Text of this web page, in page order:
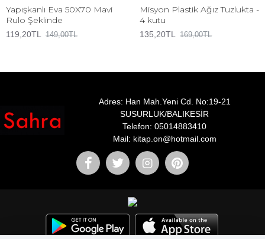
Yapışkanlı Eva 50X70 Mavi
Rulo Şeklinde
119,20TL 149,00TL
Misyon Plastik Ağız Tuzlukta -
4 kutu
135,20TL 169,00TL
Adres: Han Mah.Yeni Cd. No:19-21
SUSURLUK/BALIKESİR
Telefon: 05014883410
Mail: kitap.on@hotmail.com